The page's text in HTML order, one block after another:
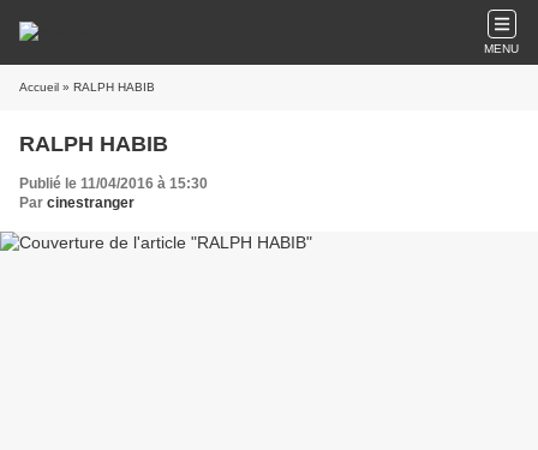
MENU
Accueil » RALPH HABIB
RALPH HABIB
Publié le 11/04/2016 à 15:30
Par cinestranger